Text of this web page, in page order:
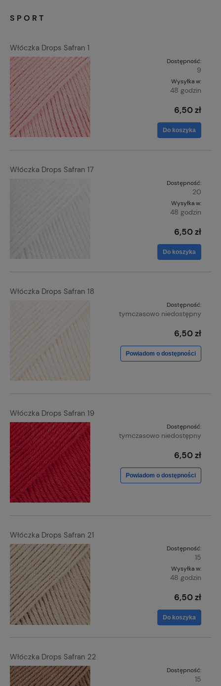
SPORT
Włóczka Drops Safran 1
Dostępność:
9
Wysyłka w:
48 godzin
6,50 zł
Do koszyka
Włóczka Drops Safran 17
Dostępność:
20
Wysyłka w:
48 godzin
6,50 zł
Do koszyka
Włóczka Drops Safran 18
Dostępność:
tymczasowo niedostępny
6,50 zł
Powiadom o dostępności
Włóczka Drops Safran 19
Dostępność:
tymczasowo niedostępny
6,50 zł
Powiadom o dostępności
Włóczka Drops Safran 21
Dostępność:
15
Wysyłka w:
48 godzin
6,50 zł
Do koszyka
Włóczka Drops Safran 22
Dostępność:
15